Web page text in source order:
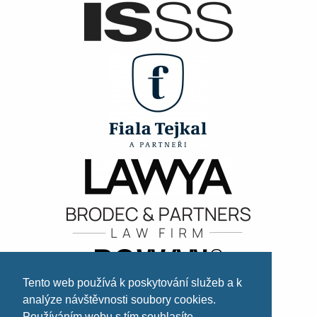
Tento web používá k poskytování služeb a k
analýze návštěvnosti soubory cookies.